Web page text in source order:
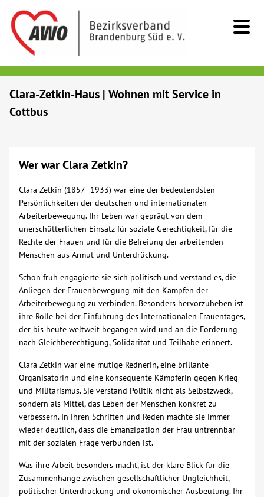
Senioren
Beratung & Hilfe
Begegnung
Bildung
Über uns
Veranstaltungen
Mitmachen
Karriere
Glossar
Clara-Zetkin-Haus | Wohnen mit Service in
Cottbus
Wer war Clara Zetkin?
Clara Zetkin (1857–1933) war eine der bedeutendsten
Persönlichkeiten der deutschen und internationalen
Arbeiterbewegung. Ihr Leben war geprägt von dem
unerschütterlichen Einsatz für soziale Gerechtigkeit, für die
Rechte der Frauen und für die Befreiung der arbeitenden
Menschen aus Armut und Unterdrückung.
Schon früh engagierte sie sich politisch und verstand es, die
Anliegen der Frauenbewegung mit den Kämpfen der
Arbeiterbewegung zu verbinden. Besonders hervorzuheben ist
ihre Rolle bei der Einführung des Internationalen Frauentages,
der bis heute weltweit begangen wird und an die Forderung
nach Gleichberechtigung, Solidarität und Teilhabe erinnert.
Clara Zetkin war eine mutige Rednerin, eine brillante
Organisatorin und eine konsequente Kämpferin gegen Krieg
und Militarismus. Sie verstand Politik nicht als Selbstzweck,
sondern als Mittel, das Leben der Menschen konkret zu
verbessern. In ihren Schriften und Reden machte sie immer
wieder deutlich, dass die Emanzipation der Frau untrennbar
mit der sozialen Frage verbunden ist.
Was ihre Arbeit besonders macht, ist der klare Blick für die
Zusammenhänge zwischen gesellschaftlicher Ungleichheit,
politischer Unterdrückung und ökonomischer Ausbeutung. Ihr